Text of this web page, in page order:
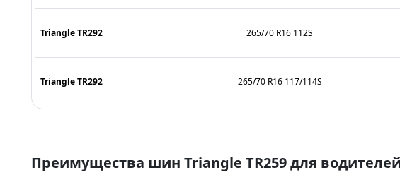
Triangle TR292 265/70 R16 112S
Triangle TR292 265/70 R16 117/114S
Преимущества шин Triangle TR259 для